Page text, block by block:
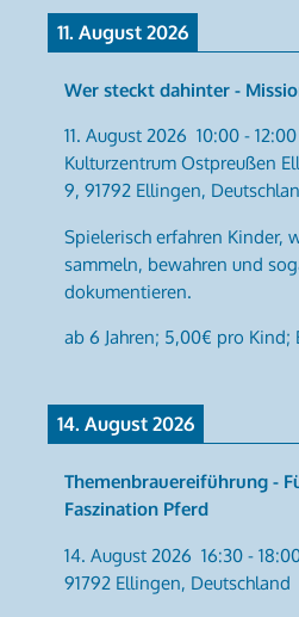
11. August 2026
Wer steckt dahinter -
11. August 2026 10:00 -12:00
Kulturzentrum Ostpreußen
9, 91792 Ellingen,
Spielerisch erfahren Kinder,
sammeln, bewahren und
dokumentieren.
ab 6 Jahren; 5,00€ pro Kind;
14. August 2026
Themenbrauereiführung -
Faszination Pferd
14. August 2026 16:30 -
91792 Ellingen, Deutschland